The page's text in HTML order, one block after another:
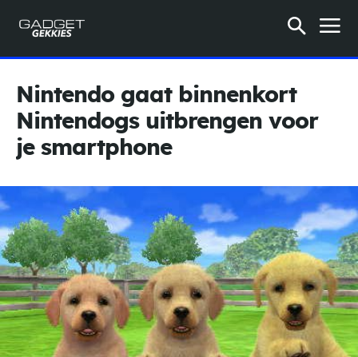
Nintendo gaat binnenkort
Nintendogs uitbrengen voor
je smartphone